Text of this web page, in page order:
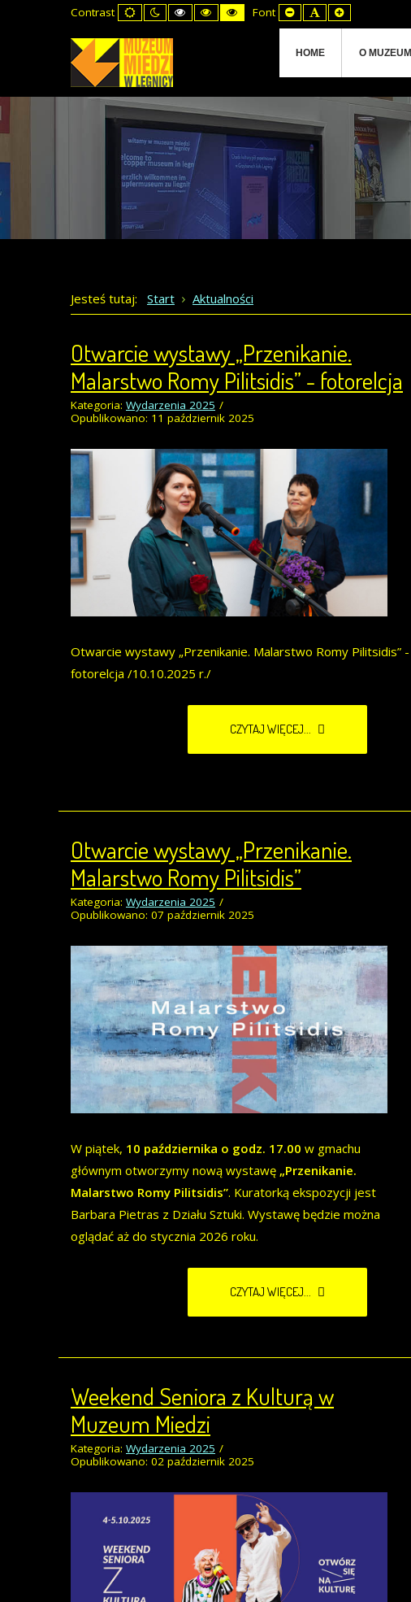
Contrast Default
mode
Night
mode
High
Contrast
High
Contrast
High
Contrast
Font Set
Smaller
Font
Set
Default
Font
Set
Larger
Font
HOME O MUZEUM
Jesteś tutaj: Start Aktualności
Otwarcie wystawy „Przenikanie.
Malarstwo Romy Pilitsidis” - fotorelcja
Kategoria: Wydarzenia 2025
Opublikowano: 11 październik 2025
Otwarcie wystawy „Przenikanie. Malarstwo Romy Pilitsidis” -
fotorelcja /10.10.2025 r./
CZYTAJ WIĘCEJ...
Otwarcie wystawy „Przenikanie.
Malarstwo Romy Pilitsidis”
Kategoria: Wydarzenia 2025
Opublikowano: 07 październik 2025
W piątek, 10 października o godz. 17.00 w gmachu
głównym otworzymy nową wystawę „Przenikanie.
Malarstwo Romy Pilitsidis”. Kuratorką ekspozycji jest
Barbara Pietras z Działu Sztuki. Wystawę będzie można
oglądać aż do stycznia 2026 roku.
CZYTAJ WIĘCEJ...
Weekend Seniora z Kulturą w
Muzeum Miedzi
Kategoria: Wydarzenia 2025
Opublikowano: 02 październik 2025